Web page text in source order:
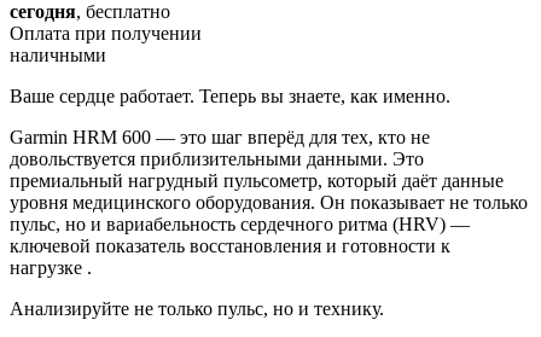
сегодня, бесплатно
Оплата при получении
наличными
Ваше сердце работает. Теперь вы знаете, как именно.
Garmin HRM 600 — это шаг вперёд для тех, кто не
довольствуется приблизительными данными. Это
премиальный нагрудный пульсометр, который даёт данные
уровня медицинского оборудования. Он показывает не только
пульс, но и вариабельность сердечного ритма (HRV) —
ключевой показатель восстановления и готовности к
нагрузке .
Анализируйте не только пульс, но и технику.